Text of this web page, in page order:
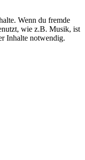
Wenn du fremde
wie z.B. Musik, ist
Inhalte notwendig.